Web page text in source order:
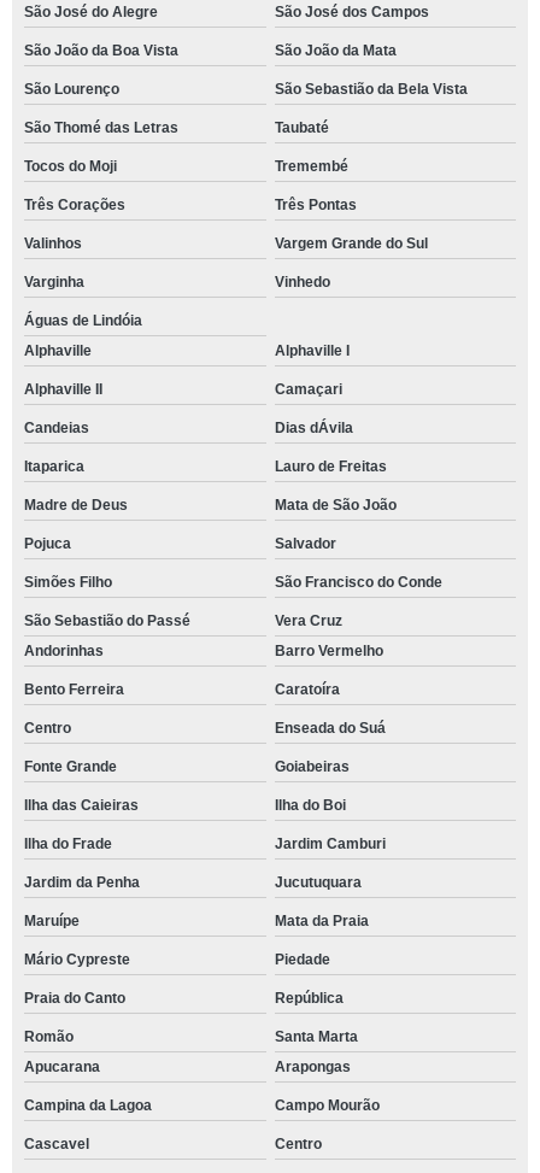
São José do Alegre São José dos Campos
São João da Boa Vista São João da Mata
São Lourenço São Sebastião da Bela Vista
São Thomé das Letras Taubaté
Tocos do Moji Tremembé
Três Corações Três Pontas
Valinhos Vargem Grande do Sul
Varginha Vinhedo
Águas de Lindóia
Alphaville
Alphaville I
Alphaville II Camaçari
Candeias Dias dÁvila
Itaparica Lauro de Freitas
Madre de Deus Mata de São João
Pojuca Salvador
Simões Filho São Francisco do Conde
São Sebastião do Passé
Vera Cruz
Andorinhas
Barro Vermelho
Bento Ferreira Caratoíra
Centro Enseada do Suá
Fonte Grande Goiabeiras
Ilha das Caieiras Ilha do Boi
Ilha do Frade Jardim Camburi
Jardim da Penha Jucutuquara
Maruípe Mata da Praia
Mário Cypreste Piedade
Praia do Canto República
Romão
Santa Marta
Apucarana
Arapongas
Campina da Lagoa Campo Mourão
Cascavel Centro